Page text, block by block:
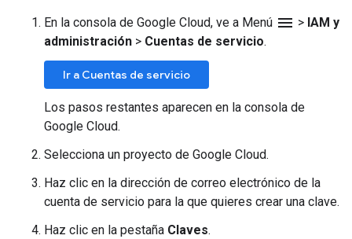
En la consola de Google Cloud, ve a Menú menu > IAM y
administración > Cuentas de servicio.
Ir a Cuentas de servicio
Los pasos restantes aparecen en la consola de
Google Cloud.
Selecciona un proyecto de Google Cloud.
Haz clic en la dirección de correo electrónico de la
cuenta de servicio para la que quieres crear una clave.
Haz clic en la pestaña Claves.